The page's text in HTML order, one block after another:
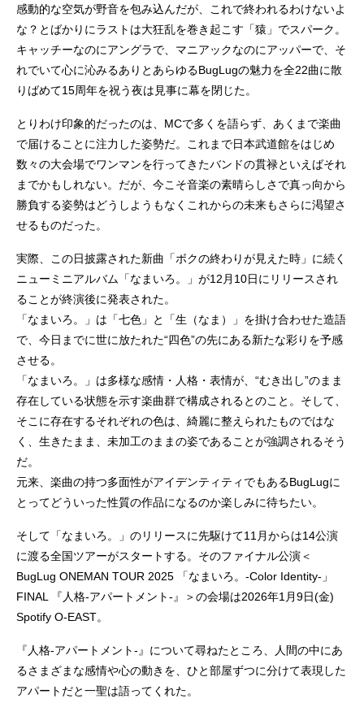
感動的な空気が野音を包み込んだが、これで終われるわけないよ
な？とばかりにラストは大狂乱を巻き起こす「猿」でスパーク。
キャッチーなのにアングラで、マニアックなのにアッパーで、そ
れでいて心に沁みるありとあらゆるBugLugの魅力を全22曲に散
りばめて15周年を祝う夜は見事に幕を閉じた。
とりわけ印象的だったのは、MCで多くを語らず、あくまで楽曲
で届けることに注力した姿勢だ。これまで日本武道館をはじめ
数々の大会場でワンマンを行ってきたバンドの貫禄といえばそれ
までかもしれない。だが、今こそ音楽の素晴らしさで真っ向から
勝負する姿勢はどうしようもなくこれからの未来もさらに渇望さ
せるものだった。
実際、この日披露された新曲「ボクの終わりが見えた時」に続く
ニューミニアルバム「なまいろ。」が12月10日にリリースされ
ることが終演後に発表された。
「なまいろ。」は「七色」と「生（なま）」を掛け合わせた造語
で、今日までに世に放たれた“四色”の先にある新たな彩りを予感
させる。
「なまいろ。」は多様な感情・人格・表情が、“むき出し”のまま
存在している状態を示す楽曲群で構成されるとのこと。そして、
そこに存在するそれぞれの色は、綺麗に整えられたものではな
く、生きたまま、未加工のままの姿であることが強調されるそう
だ。
元来、楽曲の持つ多面性がアイデンティティでもあるBugLugに
とってどういった性質の作品になるのか楽しみに待ちたい。
そして「なまいろ。」のリリースに先駆けて11月からは14公演
に渡る全国ツアーがスタートする。そのファイナル公演＜
BugLug ONEMAN TOUR 2025 「なまいろ。-Color Identity-」
FINAL 『人格-アパートメント-』＞の会場は2026年1月9日(金)
Spotify O-EAST。
『人格-アパートメント-』について尋ねたところ、人間の中にあ
るさまざまな感情や心の動きを、ひと部屋ずつに分けて表現した
アパートだと一聖は語ってくれた。